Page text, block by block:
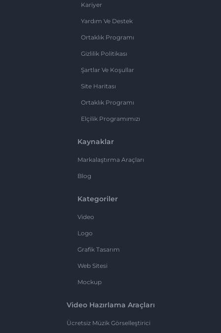
Kariyer
Yardım Ve Destek
Ortaklık Programı
Gizlilik Politikası
Şartlar Ve Koşullar
Site Haritası
Ortaklık Programı
Elçilik Programımızı
Kaynaklar
Markalaştırma Araçları
Blog
Kategoriler
Video
Logo
Grafik Tasarım
Web Sitesi
Mockup
Video Hazırlama Araçları
Ücretsiz Müzik Görselleştirici